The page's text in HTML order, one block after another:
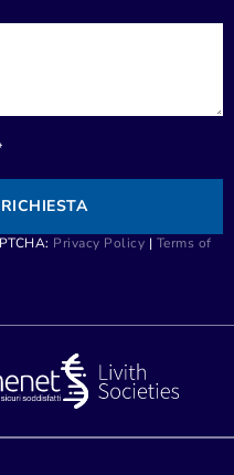
Privacy Policy | Terms of